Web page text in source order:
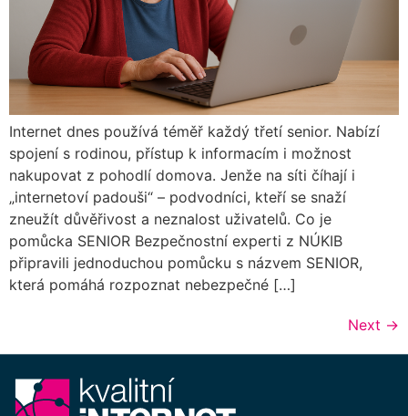
Internet dnes používá téměř každý třetí senior. Nabízí
spojení s rodinou, přístup k informacím i možnost
nakupovat z pohodlí domova. Jenže na síti číhají i
„internetoví padouši“ – podvodníci, kteří se snaží
zneužít důvěřivost a neznalost uživatelů. Co je
pomůcka SENIOR Bezpečnostní experti z NÚKIB
připravili jednoduchou pomůcku s názvem SENIOR,
která pomáhá rozpoznat nebezpečné […]
Next →